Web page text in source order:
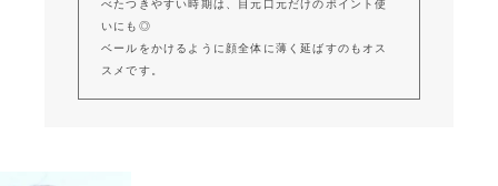
べたつきやすい時期は、目元口元だけのポイント使
いにも◎
ベールをかけるように顔全体に薄く延ばすのもオス
スメです。